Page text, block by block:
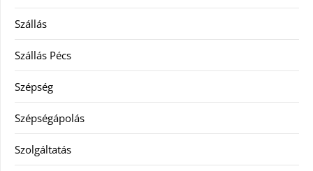
Szállás
Szállás Pécs
Szépség
Szépségápolás
Szolgáltatás